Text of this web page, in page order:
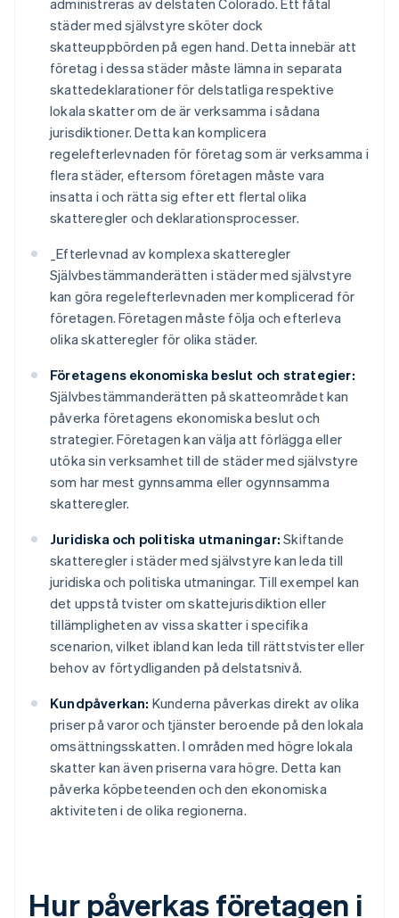
administreras av delstaten Colorado. Ett fåtal
städer med självstyre sköter dock
skatteuppbörden på egen hand. Detta innebär att
företag i dessa städer måste lämna in separata
skattedeklarationer för delstatliga respektive
lokala skatter om de är verksamma i sådana
jurisdiktioner. Detta kan komplicera
regelefterlevnaden för företag som är verksamma i
flera städer, eftersom företagen måste vara
insatta i och rätta sig efter ett flertal olika
skatteregler och deklarationsprocesser.
_Efterlevnad av komplexa skatteregler
Självbestämmanderätten i städer med självstyre
kan göra regelefterlevnaden mer komplicerad för
företagen. Företagen måste följa och efterleva
olika skatteregler för olika städer.
Företagens ekonomiska beslut och strategier:
Självbestämmanderätten på skatteområdet kan
påverka företagens ekonomiska beslut och
strategier. Företagen kan välja att förlägga eller
utöka sin verksamhet till de städer med självstyre
som har mest gynnsamma eller ogynnsamma
skatteregler.
Juridiska och politiska utmaningar: Skiftande
skatteregler i städer med självstyre kan leda till
juridiska och politiska utmaningar. Till exempel kan
det uppstå tvister om skattejurisdiktion eller
tillämpligheten av vissa skatter i specifika
scenarion, vilket ibland kan leda till rättstvister eller
behov av förtydliganden på delstatsnivå.
Kundpåverkan: Kunderna påverkas direkt av olika
priser på varor och tjänster beroende på den lokala
omsättningsskatten. I områden med högre lokala
skatter kan även priserna vara högre. Detta kan
påverka köpbeteenden och den ekonomiska
aktiviteten i de olika regionerna.
Hur påverkas företagen i